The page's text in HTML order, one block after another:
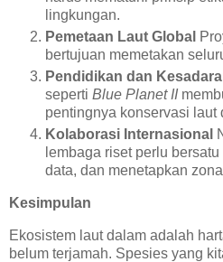
lingkungan.
Pemetaan Laut Global
bertujuan memetakan
Pendidikan dan
seperti Blue Planet II
pentingnya konservasi laut
Kolaborasi Internasional
lembaga riset perlu
data, dan menetapkan
Kesimpulan
Ekosistem laut dalam adalah
belum terjamah. Spesies yang